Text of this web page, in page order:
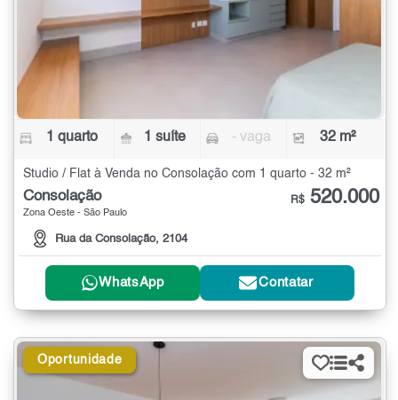
1 quarto 1 suíte - vaga 32 m²
Studio / Flat à Venda no Consolação com 1 quarto - 32 m²
Consolação
Zona Oeste - São Paulo
Rua da Consolação, 2104
R$ 520.000
WhatsApp Contatar
Oportunidade